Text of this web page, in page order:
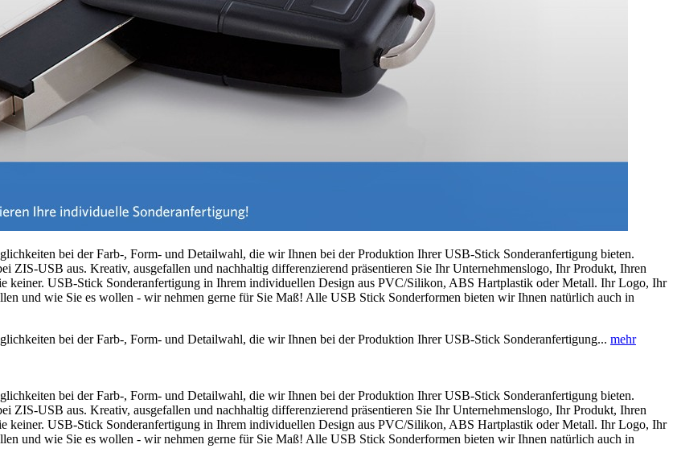
bei der Farb-, Form- und Detailwahl, die wir Ihnen bei der Produktion Ihrer USB-Stick Sonderanfertigung bieten.
USB aus. Kreativ, ausgefallen und nachhaltig differenzierend präsentieren Sie Ihr Unternehmenslogo, Ihr Produkt, Ihren
keiner. USB-Stick Sonderanfertigung in Ihrem individuellen Design aus PVC/Silikon, ABS Hartplastik oder Metall. Ihr Logo, Ihr
und wie Sie es wollen - wir nehmen gerne für Sie Maß! Alle USB Stick Sonderformen bieten wir Ihnen natürlich auch in
bei der Farb-, Form- und Detailwahl, die wir Ihnen bei der Produktion Ihrer USB-Stick Sonderanfertigung... mehr
bei der Farb-, Form- und Detailwahl, die wir Ihnen bei der Produktion Ihrer USB-Stick Sonderanfertigung bieten.
USB aus. Kreativ, ausgefallen und nachhaltig differenzierend präsentieren Sie Ihr Unternehmenslogo, Ihr Produkt, Ihren
keiner. USB-Stick Sonderanfertigung in Ihrem individuellen Design aus PVC/Silikon, ABS Hartplastik oder Metall. Ihr Logo, Ihr
und wie Sie es wollen - wir nehmen gerne für Sie Maß! Alle USB Stick Sonderformen bieten wir Ihnen natürlich auch in